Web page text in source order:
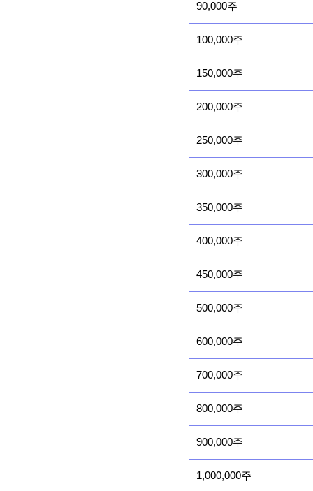
90,000주
100,000주
150,000주
200,000주
250,000주
300,000주
350,000주
400,000주
450,000주
500,000주
600,000주
700,000주
800,000주
900,000주
1,000,000주